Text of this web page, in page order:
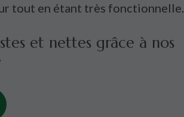
tout en étant très fonctionnelle.
et nettes grâce à nos